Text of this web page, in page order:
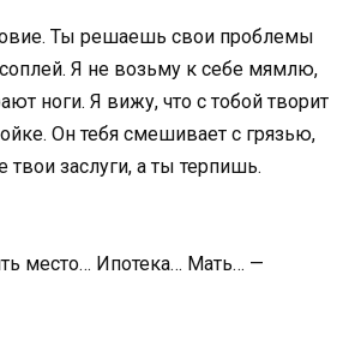
Ты решаешь свои проблемы
Я не возьму к себе мямлю,
ноги. Я вижу, что с тобой творит
Он тебя смешивает с грязью,
твои заслуги, а ты терпишь.
место… Ипотека… Мать… —